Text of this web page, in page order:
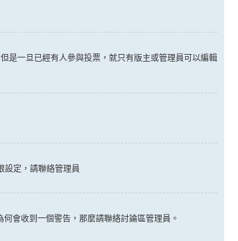
是一旦已經有人參與投票，就只有版主或管理員可以編輯
設定，請聯絡管理員
會收到一個警告，那麼請聯絡討論區管理員。